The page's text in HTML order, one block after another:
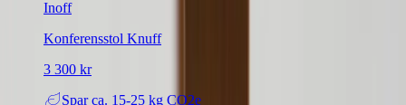
Inoff
Konferensstol Knuff
3 300 kr
Spar ca. 15-25 kg CO2e